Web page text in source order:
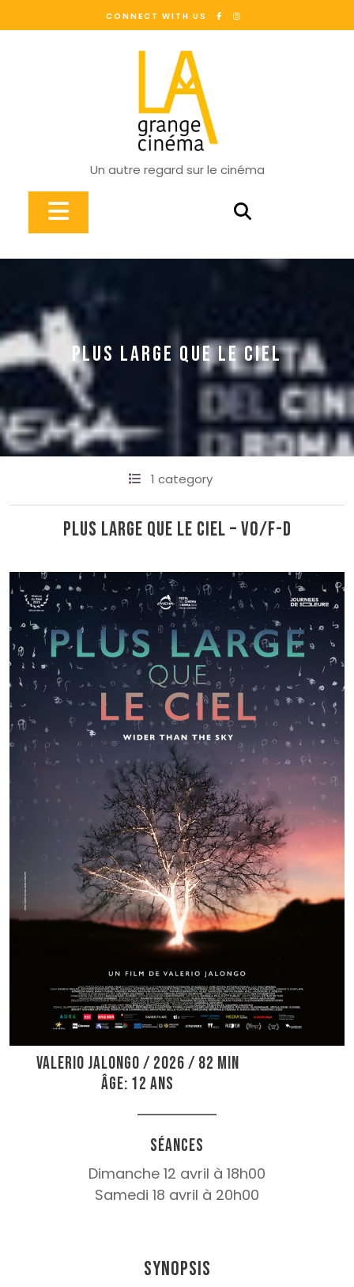
CONNECT WITH US
Un autre regard sur le cinéma
Open
PLUS LARGE QUE LE CIEL
1 category
Plus large que le ciel – VO/F-D
Valerio Jalongo / 2026 / 82 min
Âge: 12 ans
Séances
Dimanche 12 avril à 18h00
Samedi 18 avril à 20h00
Synopsis